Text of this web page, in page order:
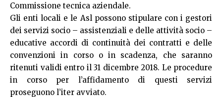
Commissione tecnica aziendale.
Gli enti locali e le Asl possono stipulare con i gestori
dei servizi socio – assistenziali e delle attività socio –
educative accordi di continuità dei contratti e delle
convenzioni in corso o in scadenza, che saranno
ritenuti validi entro il 31 dicembre 2018. Le procedure
in corso per l’affidamento di questi servizi
proseguono l’iter avviato.